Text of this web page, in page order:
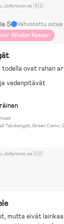
Jollyroom.no 🇳🇴
S
Vahvistettu ostaja
Wisdom Keeper
todella ovat rahan
vedenpitävät
Talvikengät, Green Camo,
Jollyroom.se 🇸🇪
mutta eivät